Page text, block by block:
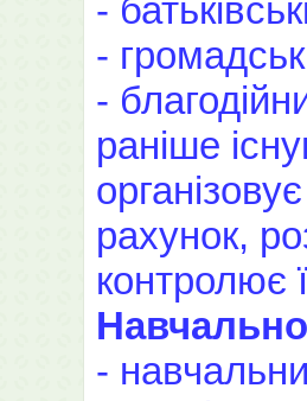
-
-
-
раніше
рахунок,
контролює
-